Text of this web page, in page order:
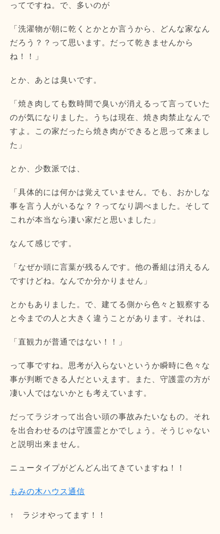
ってですね。で、多いのが
「洗濯物が朝に乾くとかとか言うから、どんな家なん
だろう？？って思います。だって乾きませんから
ね！！」
とか、あとは臭いです。
「焼き肉しても数時間で臭いが消えるって言っていた
のが気になりました。うちは現在、焼き肉禁止なんで
すよ。この家だったら焼き肉ができると思って来まし
た」
とか、少数派では、
「具体的には何かは覚えていません。でも、おかしな
事を言う人がいるな？？ってなり調べました。そして
これが本当なら凄い家だと思いました」
なんて感じです。
「なぜか頭に言葉が残るんです。他の番組は消えるん
ですけどね。なんでか分かりません」
とかもありました。で、建てる側から色々と観察する
と今までの人と大きく違うことがあります。それは、
「直観力が普通ではない！！」
って事ですね。思考が入らないというか瞬時に色々な
事が判断できる人だといえます。また、守護霊の方が
凄い人ではないかとも考えています。
だってラジオって出合い頭の事故みたいなもの。それ
を出合わせるのは守護霊とかでしょう。そうじゃない
と説明出来ません。
ニュータイプがどんどん出てきていますね！！
もみの木ハウス通信
↑ ラジオやってます！！